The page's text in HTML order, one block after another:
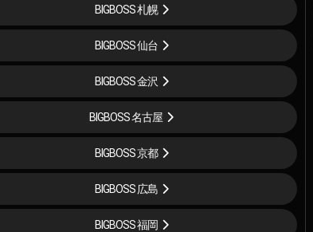
BIGBOSS 札幌
BIGBOSS 仙台
BIGBOSS 金沢
BIGBOSS 名古屋
BIGBOSS 京都
BIGBOSS 広島
BIGBOSS 福岡